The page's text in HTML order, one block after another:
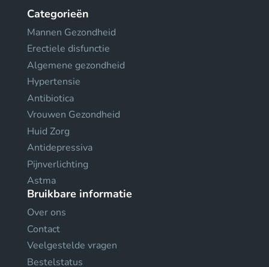
Categorieën
Mannen Gezondheid
Erectiele disfunctie
Algemene gezondheid
Hypertensie
Antibiotica
Vrouwen Gezondheid
Huid Zorg
Antidepressiva
Pijnverlichting
Astma
Bruikbare informatie
Over ons
Contact
Veelgestelde vragen
Bestelstatus